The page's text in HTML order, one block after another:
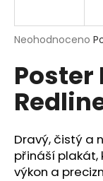
Průměrné
produktu
je
0,0
hvězdiček.
Neohodnoceno
Poster
Dravý, čistý a
přináší plakát,
výkon a
j
t
?